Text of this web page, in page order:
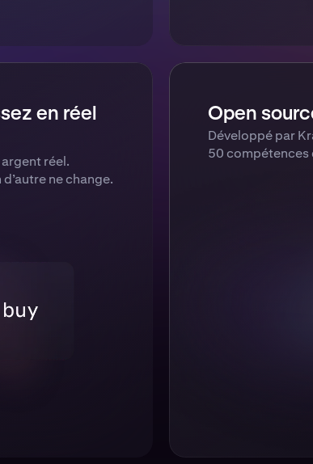
en réel
réel.
ne change.
Open
Développé par
50 compétences